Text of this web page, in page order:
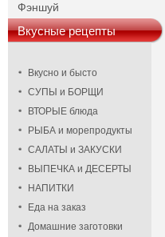
Фэншуй
Вкусные рецепты
Вкусно и бысто
СУПЫ и БОРЩИ
ВТОРЫЕ блюда
РЫБА и морепродукты
САЛАТЫ и ЗАКУСКИ
ВЫПЕЧКА и ДЕСЕРТЫ
НАПИТКИ
Еда на заказ
Домашние заготовки